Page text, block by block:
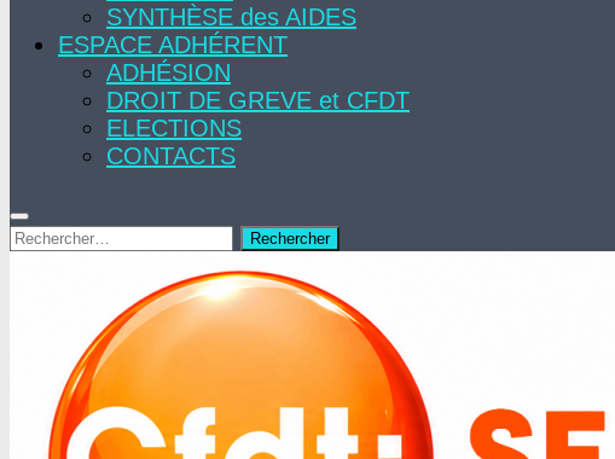
SYNTHÈSE des AIDES
ESPACE ADHÉRENT
ADHÉSION
DROIT DE GREVE et CFDT
ELECTIONS
CONTACTS
Rechercher :